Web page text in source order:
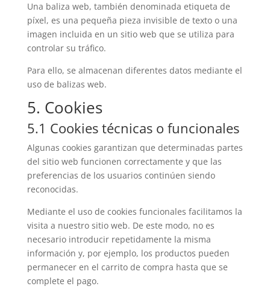
Una baliza web, también denominada etiqueta de
píxel, es una pequeña pieza invisible de texto o una
imagen incluida en un sitio web que se utiliza para
controlar su tráfico.
Para ello, se almacenan diferentes datos mediante el
uso de balizas web.
5. Cookies
5.1 Cookies técnicas o funcionales
Algunas cookies garantizan que determinadas partes
del sitio web funcionen correctamente y que las
preferencias de los usuarios continúen siendo
reconocidas.
Mediante el uso de cookies funcionales facilitamos la
visita a nuestro sitio web. De este modo, no es
necesario introducir repetidamente la misma
información y, por ejemplo, los productos pueden
permanecer en el carrito de compra hasta que se
complete el pago.